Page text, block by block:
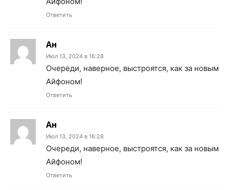
Ответить
Ан
Июл 13, 2024 в 16:28
Очереди, наверное, выстроятся, как за новым
Айфоном!
Ответить
Ан
Июл 13, 2024 в 16:28
Очереди, наверное, выстроятся, как за новым
Айфоном!
Ответить